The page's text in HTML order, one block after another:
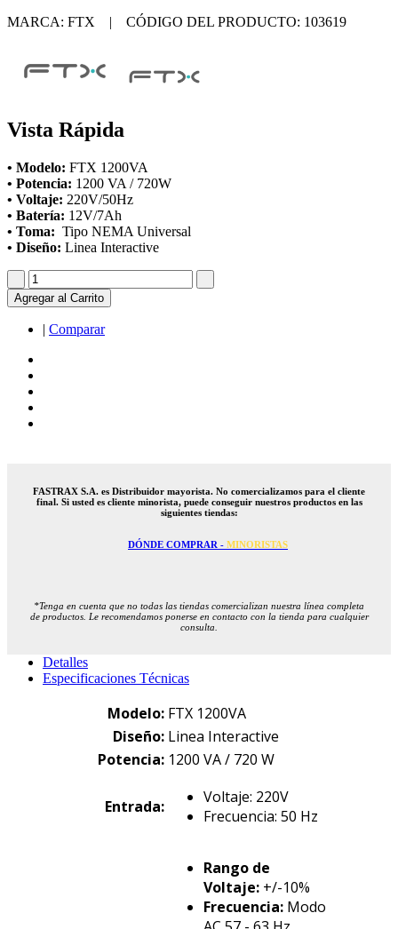
MARCA: FTX | CÓDIGO DEL PRODUCTO: 103619
Vista Rápida
• Modelo: FTX 1200VA
• Potencia: 1200 VA / 720W
• Voltaje: 220V/50Hz
• Batería: 12V/7Ah
• Toma: Tipo NEMA Universal
• Diseño: Linea Interactive
Agregar al Carrito
| Comparar
FASTRAX S.A. es Distribuidor mayorista. No comercializamos para el cliente
final. Si usted es cliente minorista, puede conseguir nuestros productos en las
siguientes tiendas:
DÓNDE COMPRAR - MINORISTAS
*Tenga en cuenta que no todas las tiendas comercializan nuestra línea completa
de productos. Le recomendamos ponerse en contacto con la tienda para cualquier
consulta.
Detalles
Especificaciones Técnicas
Modelo: FTX 1200VA
Diseño: Linea Interactive
Potencia: 1200 VA / 720 W
Entrada:
Voltaje: 220V
Frecuencia: 50 Hz
Rango de
Voltaje:+/-10%
Frecuencia: Modo